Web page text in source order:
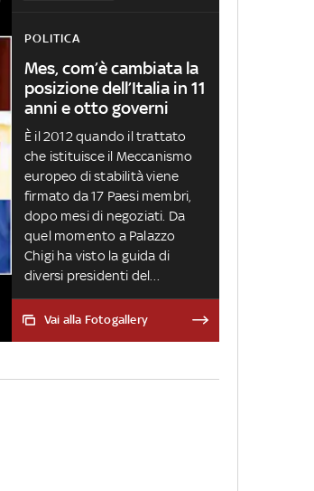
POLITICA
Mes, com’è cambiata la
posizione dell’Italia in 11
anni e otto governi
È il 2012 quando il trattato
che istituisce il Meccanismo
europeo di stabilità viene
firmato da 17 Paesi membri,
dopo mesi di negoziati. Da
quel momento a Palazzo
Chigi ha visto la guida di
diversi presidenti del
Consiglio più o meno
favorevoli alla ratifica, spesso
Vai alla Fotogallery